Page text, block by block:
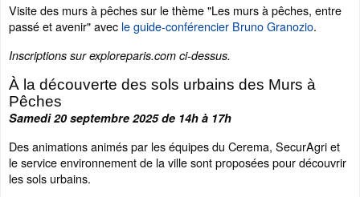
Visite des murs à pêches sur le thème "Les murs à pêches, entre
passé et avenir" avec le guide-conférencier Bruno Granozio.
Inscriptions sur exploreparis.com ci-dessus.
À la découverte des sols urbains des Murs à
Pêches
Samedi 20 septembre 2025 de 14h à 17h
Des animations animés par les équipes du Cerema, SecurAgri et
le service environnement de la ville sont proposées pour découvrir
les sols urbains.